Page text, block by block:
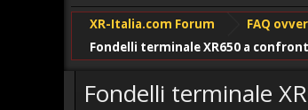
XR-Italia.com Forum FAQ
Fondelli terminale XR650 a
Fondelli terminale